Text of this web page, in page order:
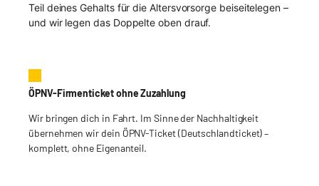
Teil deines Gehalts für die Altersvorsorge beiseitelegen –
und wir legen das Doppelte oben drauf.
ÖPNV-Firmenticket ohne Zuzahlung
Wir bringen dich in Fahrt. Im Sinne der Nachhaltigkeit
übernehmen wir dein ÖPNV-Ticket (Deutschlandticket) –
komplett, ohne Eigenanteil.